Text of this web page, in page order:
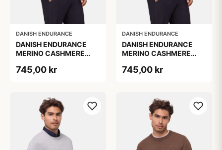
DANISH ENDURANCE
DANISH ENDURANCE
MERINO CASHMERE
Melange 1-Pak
745,00 kr
DANISH ENDURANCE
DANISH ENDURANCE
MERINO CASHMERE
Melange 1-Pak
745,00 kr